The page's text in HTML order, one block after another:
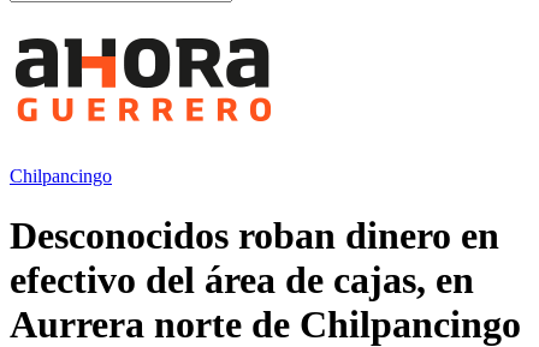
Chilpancingo
Desconocidos roban dinero en
efectivo del área de cajas, en
Aurrera norte de Chilpancingo